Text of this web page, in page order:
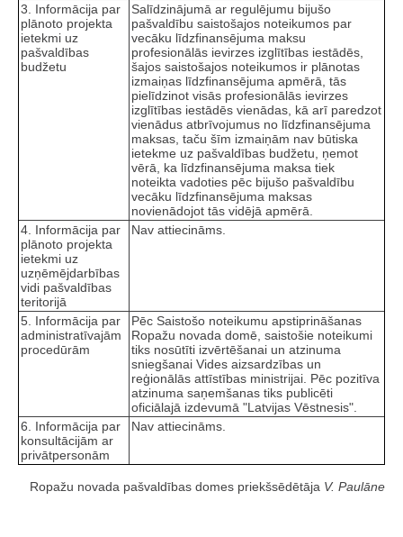
3. Informācija par
plānoto projekta
ietekmi uz
pašvaldības
budžetu
Salīdzinājumā ar regulējumu bijušo
pašvaldību saistošajos noteikumos par
vecāku līdzfinansējuma maksu
profesionālās ievirzes izglītības iestādēs,
šajos saistošajos noteikumos ir plānotas
izmaiņas līdzfinansējuma apmērā, tās
pielīdzinot visās profesionālās ievirzes
izglītības iestādēs vienādas, kā arī paredzot
vienādus atbrīvojumus no līdzfinansējuma
maksas, taču šīm izmaiņām nav būtiska
ietekme uz pašvaldības budžetu, ņemot
vērā, ka līdzfinansējuma maksa tiek
noteikta vadoties pēc bijušo pašvaldību
vecāku līdzfinansējuma maksas
novienādojot tās vidējā apmērā.
4. Informācija par
plānoto projekta
ietekmi uz
uzņēmējdarbības
vidi pašvaldības
teritorijā
Nav attiecināms.
5. Informācija par
administratīvajām
procedūrām
Pēc Saistošo noteikumu apstiprināšanas
Ropažu novada domē, saistošie noteikumi
tiks nosūtīti izvērtēšanai un atzinuma
sniegšanai Vides aizsardzības un
reģionālās attīstības ministrijai. Pēc pozitīva
atzinuma saņemšanas tiks publicēti
oficiālajā izdevumā "Latvijas Vēstnesis".
6. Informācija par
konsultācijām ar
privātpersonām
Nav attiecināms.
Ropažu novada pašvaldības domes priekšsēdētāja V. Paulāne